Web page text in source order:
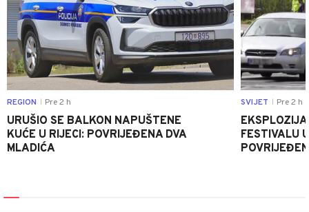
REGION Pre 2 h
URUŠIO SE BALKON NAPUŠTENE
KUĆE U RIJECI: POVRIJEĐENA DVA
MLADIĆA
SVIJET Pre 2 h
FESTIVALU